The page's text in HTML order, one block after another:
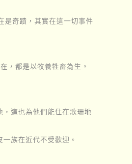
是奇蹟，其實在這一切事件
，都是以牧養牲畜為生。
這也為他們能住在歌珊地
族在近代不受歡迎。